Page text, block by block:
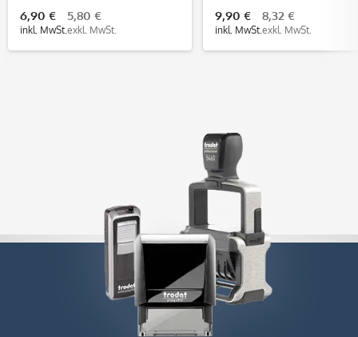
6,90 €
inkl. MwSt.
5,80 €
exkl. MwSt.
9,90 €
inkl. MwSt.
8,32 €
exkl. MwSt.